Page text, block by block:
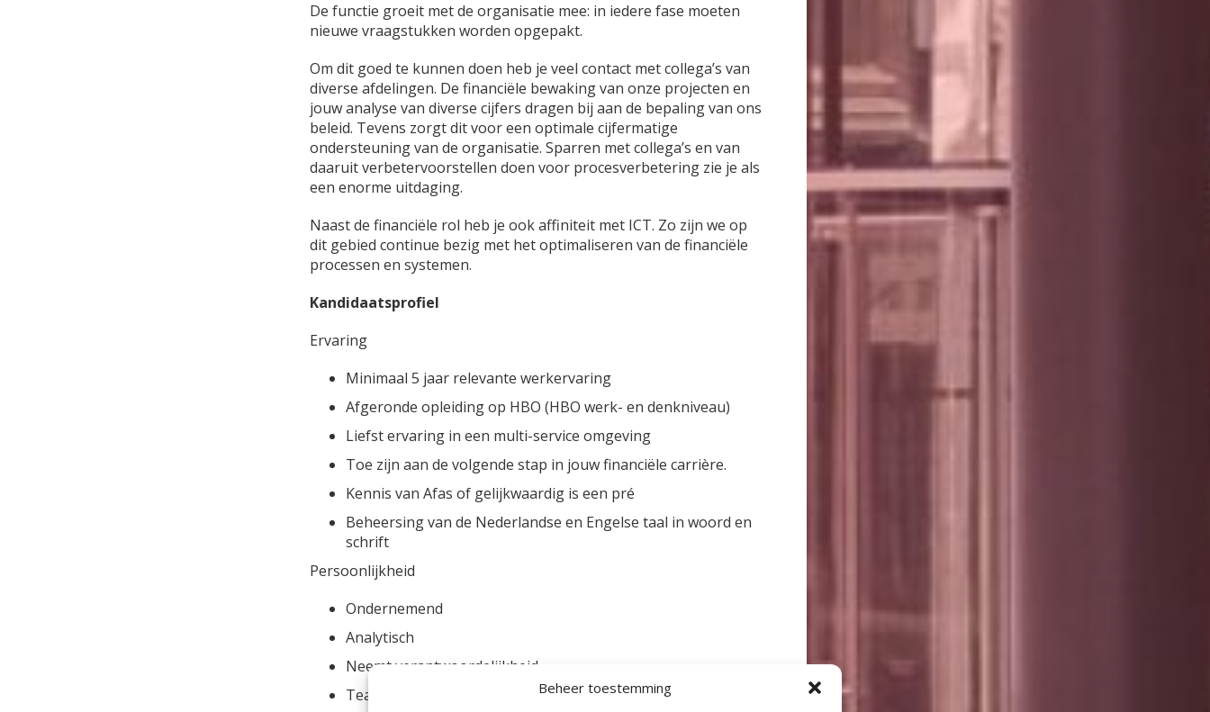
Beheer toestemming
De functie groeit met de organisatie mee: in iedere fase moeten
nieuwe vraagstukken worden opgepakt.
Om dit goed te kunnen doen heb je veel contact met collega’s van
diverse afdelingen. De financiële bewaking van onze projecten en
jouw analyse van diverse cijfers dragen bij aan de bepaling van ons
beleid. Tevens zorgt dit voor een optimale cijfermatige
ondersteuning van de organisatie. Sparren met collega’s en van
daaruit verbetervoorstellen doen voor procesverbetering zie je als
een enorme uitdaging.
Naast de financiële rol heb je ook affiniteit met ICT. Zo zijn we op
dit gebied continue bezig met het optimaliseren van de financiële
processen en systemen.
Kandidaatsprofiel
Ervaring
Minimaal 5 jaar relevante werkervaring
Afgeronde opleiding op HBO (HBO werk- en denkniveau)
Liefst ervaring in een multi-service omgeving
Toe zijn aan de volgende stap in jouw financiële carrière.
Kennis van Afas of gelijkwaardig is een pré
Beheersing van de Nederlandse en Engelse taal in woord en
schrift
Persoonlijkheid
Ondernemend
Analytisch
Neemt verantwoordelijkheid
Teamspeler